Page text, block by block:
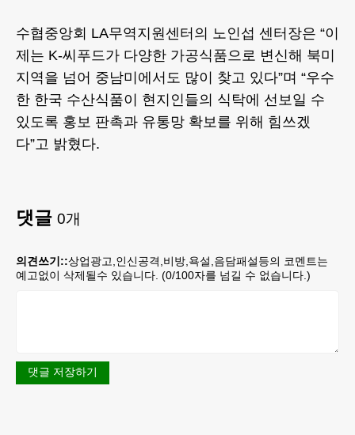
수협중앙회 LA무역지원센터의 노인섭 센터장은 “이
제는 K-씨푸드가 다양한 가공식품으로 변신해 북미
지역을 넘어 중남미에서도 많이 찾고 있다”며 “우수
한 한국 수산식품이 현지인들의 식탁에 선보일 수
있도록 홍보 판촉과 유통망 확보를 위해 힘쓰겠
다”고 밝혔다.
댓글 0개
의견쓰기::상업광고,인신공격,비방,욕설,음담패설등의 코멘트는
예고없이 삭제될수 있습니다. (0/100자를 넘길 수 없습니다.)
댓글 저장하기